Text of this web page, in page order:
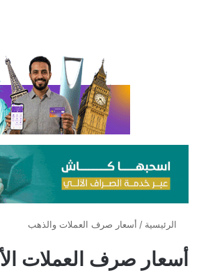
الرئيسية / أسعار صرف العملات والذهب
أسعار صرف العملات